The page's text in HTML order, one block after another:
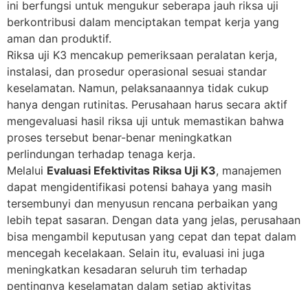
ini berfungsi untuk mengukur seberapa jauh riksa uji
berkontribusi dalam menciptakan tempat kerja yang
aman dan produktif.
Riksa uji K3 mencakup pemeriksaan peralatan kerja,
instalasi, dan prosedur operasional sesuai standar
keselamatan. Namun, pelaksanaannya tidak cukup
hanya dengan rutinitas. Perusahaan harus secara aktif
mengevaluasi hasil riksa uji untuk memastikan bahwa
proses tersebut benar-benar meningkatkan
perlindungan terhadap tenaga kerja.
Melalui Evaluasi Efektivitas Riksa Uji K3, manajemen
dapat mengidentifikasi potensi bahaya yang masih
tersembunyi dan menyusun rencana perbaikan yang
lebih tepat sasaran. Dengan data yang jelas, perusahaan
bisa mengambil keputusan yang cepat dan tepat dalam
mencegah kecelakaan. Selain itu, evaluasi ini juga
meningkatkan kesadaran seluruh tim terhadap
pentingnya keselamatan dalam setiap aktivitas